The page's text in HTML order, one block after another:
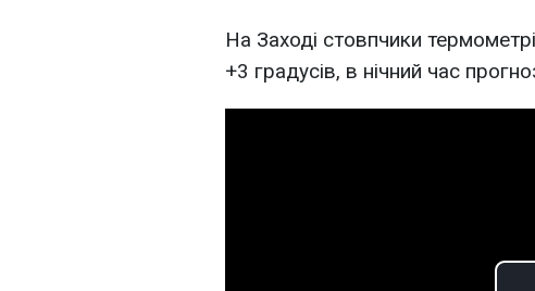
На Заході стовпчики
+3 градусів, в нічний час